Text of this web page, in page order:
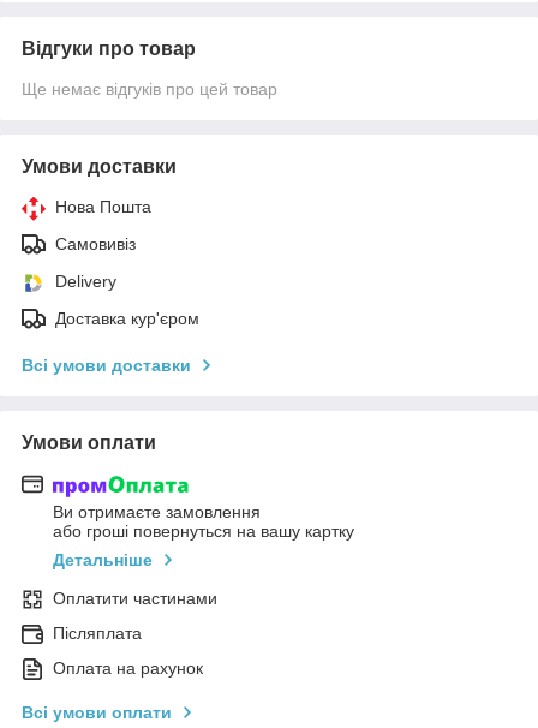
Відгуки про товар
Ще немає відгуків про цей товар
Умови доставки
Нова Пошта
Самовивіз
Delivery
Доставка кур'єром
Всі умови доставки
Умови оплати
Ви отримаєте замовлення
або гроші повернуться на вашу картку
Детальніше
Оплатити частинами
Післяплата
Оплата на рахунок
Всі умови оплати